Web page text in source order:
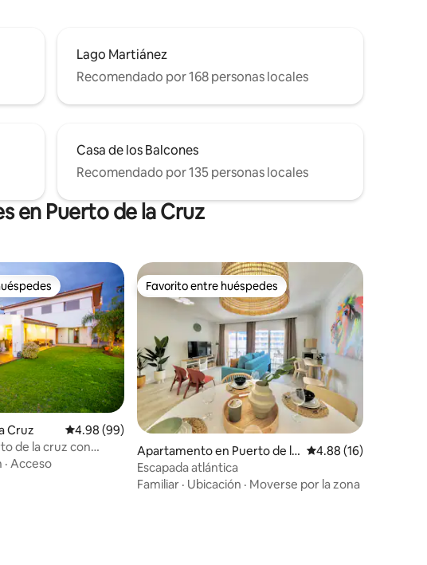
Lago Martiánez
Recomendado por 168 personas locales
Casa de los Balcones
Recomendado por 135 personas locales
en Puerto de la Cruz
reseñas
preferido
Cruz Calificación promedio: 4.98 de 5, 99 reseñas
4.98 (99)
de la cruz con
· Acceso
Favorito entre huéspedes
Favorito entre huéspedes
Apartamento en Puerto de la
Cruz
Calificación
4.88 (16)
Escapada atlántica
Familiar · Ubicación · Moverse por la zona